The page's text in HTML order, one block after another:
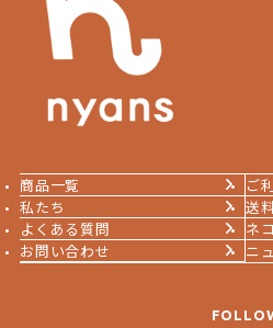
商品一覧
ご
私たち
送
よくある質問
ネ
お問い合わせ
ニ